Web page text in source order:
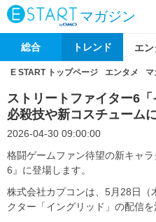
マガジン
総合 トレンド エン
E START トップページ エンタメ マ
ストリートファイター6
必殺技や新コスチューム
2026-04-30 09:00:00
格闘ゲームファン待望の新キャ
6』に登場します。
株式会社カプコンは、5月28日（
クター「イングリッド」の配信を